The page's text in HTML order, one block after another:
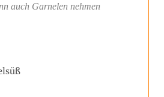
auch Garnelen nehmen